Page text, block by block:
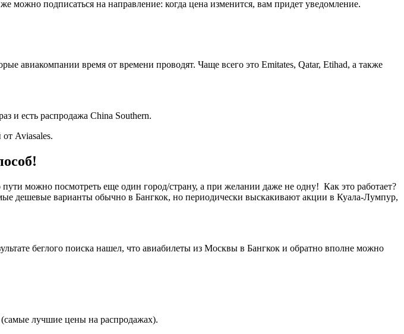
можно подписаться на направление: когда цена изменится, вам придет уведомление.
авиакомпании время от времени проводят. Чаще всего это Emitates, Qatar, Etihad, а также
и есть распродажа China Southern.
Aviasales.
можно посмотреть еще один город/страну, а при желании даже не одну! Как это работает?
дешевые варианты обычно в Бангкок, но периодически выскакивают акции в Куала-Лумпур,
беглого поиска нашел, что авиабилеты из Москвы в Бангкок и обратно вполне можно
лучшие цены на распродажах).